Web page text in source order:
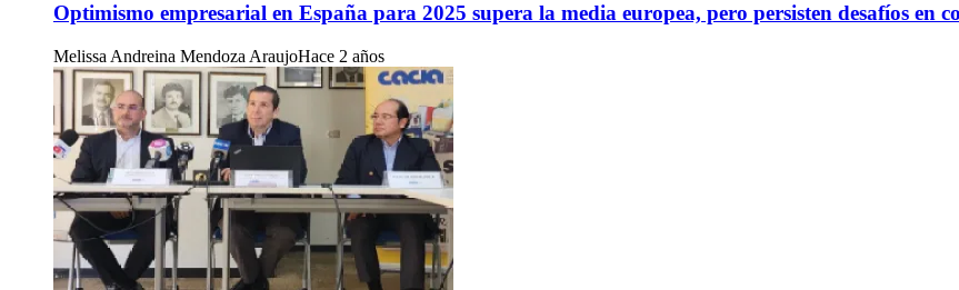
Optimismo empresarial en España para 2025 supera la media europea, pero persisten desafíos en
Melissa Andreina Mendoza AraujoHace 2 años